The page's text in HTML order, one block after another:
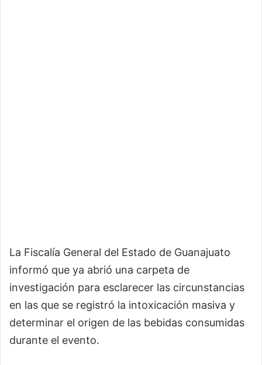
La Fiscalía General del Estado de Guanajuato
informó que ya abrió una carpeta de
investigación para esclarecer las circunstancias
en las que se registró la intoxicación masiva y
determinar el origen de las bebidas consumidas
durante el evento.